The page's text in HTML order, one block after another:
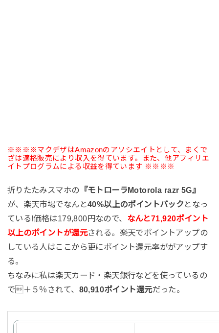
※※※※マクデザはAmazonのアソシエイトとして、まくで
ざは適格販売により収入を得ています。また、他アフィリエ
イトプログラムによる収益を得ています ※※※※
折りたたみスマホの 『モトローラMotorola razr 5G』
が、楽天市場でなんと40%以上のポイントバック となっ
ている!価格は179,800円なので、
なんと71,920ポイント
以上のポイントが還元される。楽天でポイントアップの
している人はここから更にポイント還元率ががアップす
る。
ちなみに私は楽天カード・楽天銀行などを使っているの
で＋５％されて、 80,910ポイント還元だった。